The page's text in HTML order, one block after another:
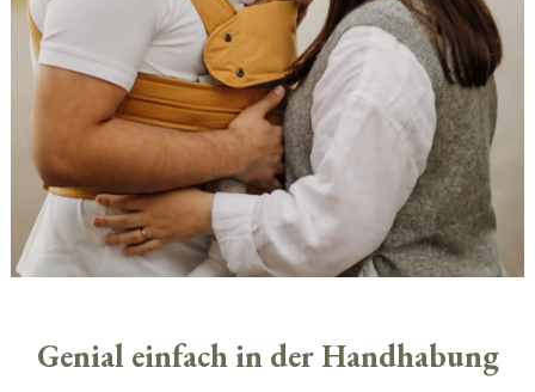
Genial einfach in der Handhabung